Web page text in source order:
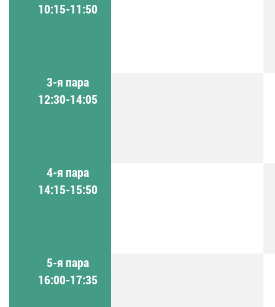
10:15-11:50
3-я пара
12:30-14:05
4-я пара
14:15-15:50
5-я пара
16:00-17:35